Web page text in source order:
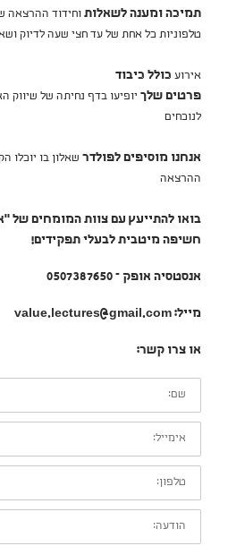
תמיכה ומענה לשאלותוחידוד ההרצאה
טלפוניות כל אחת של עד חצי שעה לדיוק
אירוע כולל כיבוד
פרטים שלך יופיעו בדף נחיתה של שיווק
לנוכחים
אנחנו מוסיפים לפולדר שאלון בו יוכלו
ההרצאה
בואו להתייעץ עם צוות המומחים של
חשיפה מיטבית לבעלי תפקידים!
אנסטסיה אופק – 0507387650
מייל: value.lectures@gmail.com
או צרו קשר:
שם:
אימייל:
טלפון:
הודעה: